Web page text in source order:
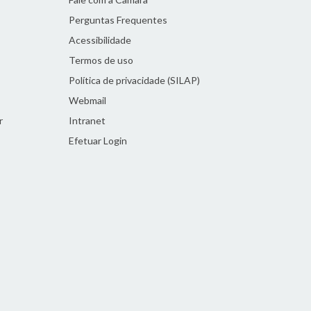
Perguntas Frequentes
Acessibilidade
Termos de uso
Política de privacidade (SILAP)
Webmail
Intranet
Efetuar Login